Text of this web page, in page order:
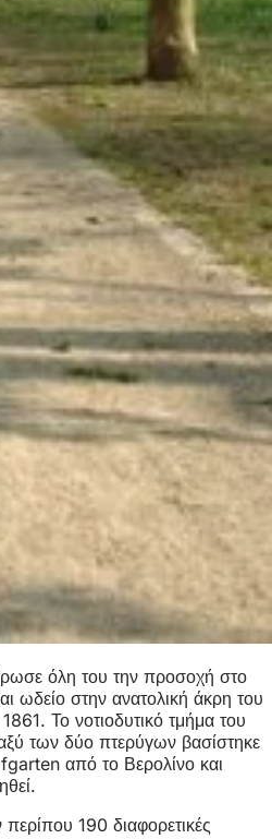
όλη του την προσοχή στο
ωδείο στην ανατολική άκρη του
Το νοτιοδυτικό τμήμα του
των δύο πτερύγων βασίστηκε
από το Βερολίνο και
190 διαφορετικές